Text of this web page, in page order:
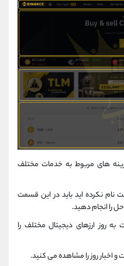
های مربوط به خدمات مختلف
نام نکرده اید باید در این قسمت
روز ارزهای دیجیتال مختلف را
اخبار روز را مشاهده می کنید.